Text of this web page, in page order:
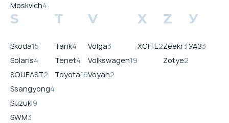
Moskvich4
S
Skoda15
Solaris4
SOUEAST2
Ssangyong4
Suzuki9
SWM3
T
Tank4
Tenet4
Toyota19
V
Volga3
Volkswagen19
Voyah2
X
XCITE2
Z
Zeekr3
Zotye2
У
УАЗ3